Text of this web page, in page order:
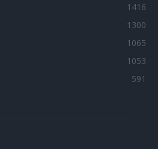
1416
1300
1065
1053
591